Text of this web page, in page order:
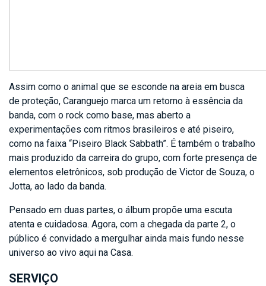
Assim como o animal que se esconde na areia em busca
de proteção, Caranguejo marca um retorno à essência da
banda, com o rock como base, mas aberto a
experimentações com ritmos brasileiros e até piseiro,
como na faixa “Piseiro Black Sabbath”. É também o trabalho
mais produzido da carreira do grupo, com forte presença de
elementos eletrônicos, sob produção de Victor de Souza, o
Jotta, ao lado da banda.
Pensado em duas partes, o álbum propõe uma escuta
atenta e cuidadosa. Agora, com a chegada da parte 2, o
público é convidado a mergulhar ainda mais fundo nesse
universo ao vivo aqui na Casa.
SERVIÇO